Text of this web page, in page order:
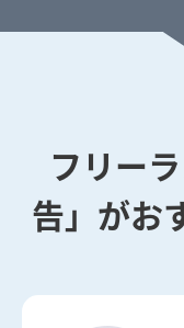
フリー
告」がお